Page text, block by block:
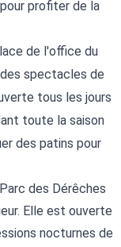
profiter de la
de l'office du
spectacles de
tous les jours
toute la saison
des patins pour
des Dérêches
Elle est ouverte
nocturnes de